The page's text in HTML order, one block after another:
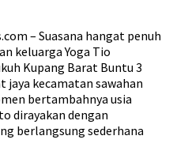
– Suasana hangat penuh
keluarga Yoga Tio
Kupang Barat Buntu 3
jaya kecamatan sawahan
bertambahnya usia
dirayakan dengan
berlangsung sederhana